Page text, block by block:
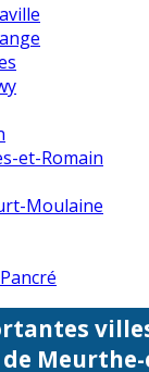
et-Romain
Moulaine